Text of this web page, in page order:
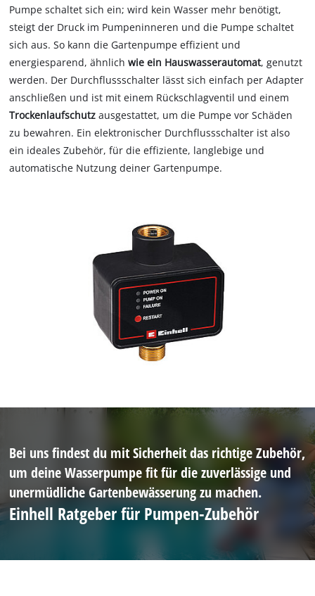
Pumpe schaltet sich ein; wird kein Wasser mehr benötigt,
steigt der Druck im Pumpeninneren und die Pumpe schaltet
sich aus. So kann die Gartenpumpe effizient und
energiesparend, ähnlichwie ein Hauswasserautomat, genutzt
werden. Der Durchflussschalter lässt sich einfach per Adapter
anschließen und ist mit einem Rückschlagventil und einem
Trockenlaufschutzausgestattet, um die Pumpe vor Schäden
zu bewahren. Ein elektronischer Durchflussschalter ist also
ein ideales Zubehör, für die effiziente, langlebige und
automatische Nutzung deiner Gartenpumpe.
Bei uns findest du mit Sicherheit das richtige Zubehör,
um deine Wasserpumpe fit für die zuverlässige und
unermüdliche Gartenbewässerung zu machen.
Einhell Ratgeber für Pumpen-Zubehör